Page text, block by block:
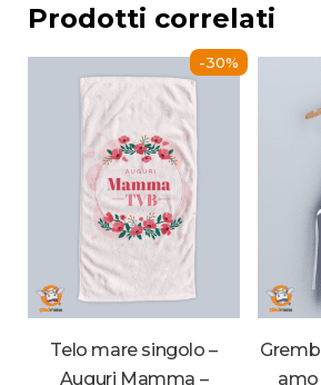
Prodotti correlati
-30%
Telo mare singolo –
Auguri Mamma –